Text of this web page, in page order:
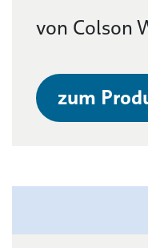
von Colson
zum